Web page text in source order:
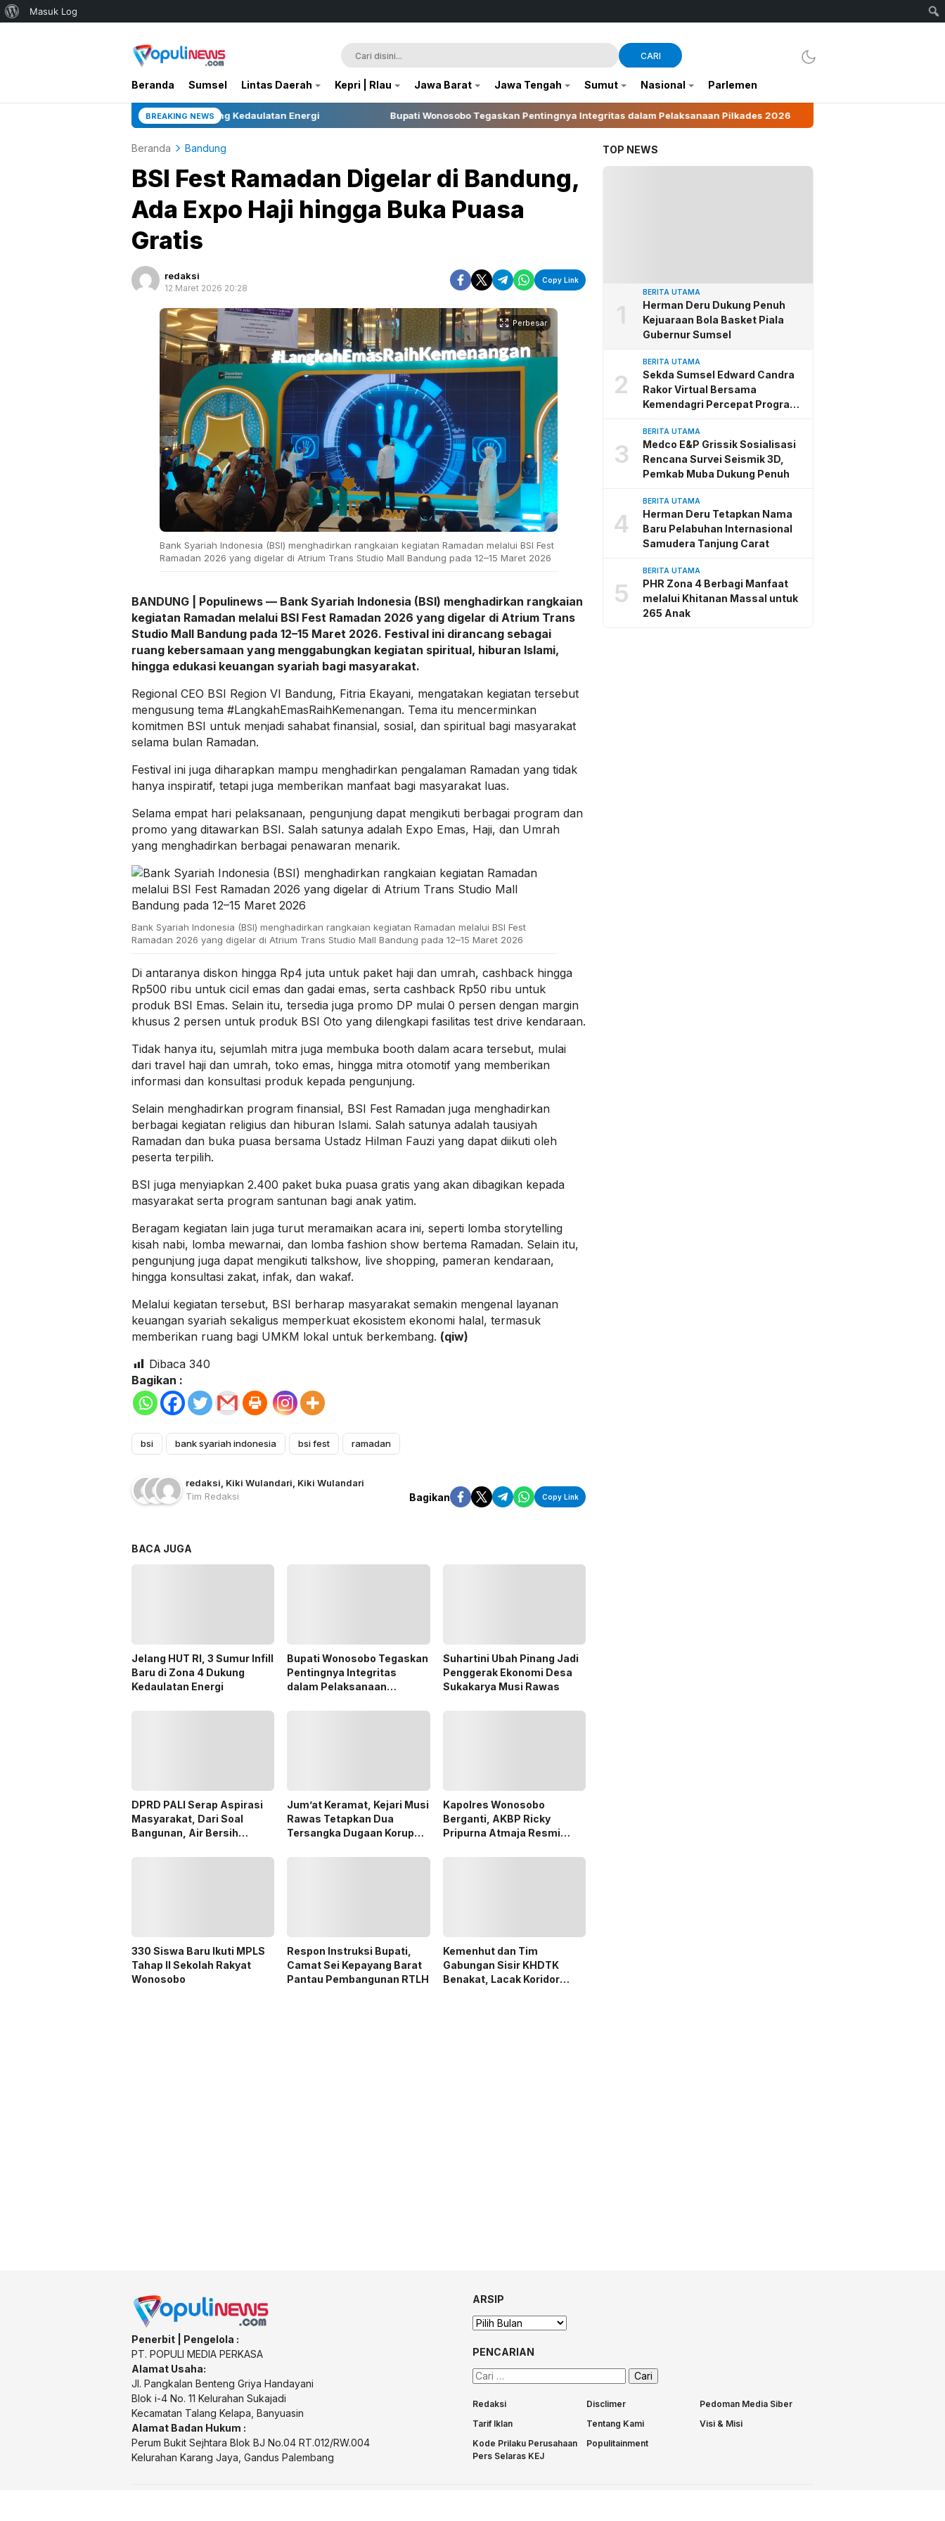
Tentang
Masuk Log
CARI
Beranda Sumsel Lintas Daerah Kepri | RIau Jawa Barat Jawa Tengah Sumut Nasional Parlemen
BREAKING NEWS
Baru di Zona 4 Dukung Kedaulatan Energi Bupati Wonosobo Tegaskan Pentingnya Integritas dalam Pelaksanaan Pilkades 2026 Suhartini Ubah Pinang Jadi Penggerak
Beranda Bandung
BSI Fest Ramadan Digelar di Bandung,
Ada Expo Haji hingga Buka Puasa
Gratis
redaksi
12 Maret 2026 20:28
Copy Link
Perbesar
Bank Syariah Indonesia (BSI) menghadirkan rangkaian kegiatan Ramadan melalui BSI Fest
Ramadan 2026 yang digelar di Atrium Trans Studio Mall Bandung pada 12–15 Maret 2026
BANDUNG | Populinews — Bank Syariah Indonesia (BSI) menghadirkan rangkaian
kegiatan Ramadan melalui BSI Fest Ramadan 2026 yang digelar di Atrium Trans
Studio Mall Bandung pada 12–15 Maret 2026. Festival ini dirancang sebagai
ruang kebersamaan yang menggabungkan kegiatan spiritual, hiburan Islami,
hingga edukasi keuangan syariah bagi masyarakat.
Regional CEO BSI Region VI Bandung, Fitria Ekayani, mengatakan kegiatan tersebut
mengusung tema #LangkahEmasRaihKemenangan. Tema itu mencerminkan
komitmen BSI untuk menjadi sahabat finansial, sosial, dan spiritual bagi masyarakat
selama bulan Ramadan.
Festival ini juga diharapkan mampu menghadirkan pengalaman Ramadan yang tidak
hanya inspiratif, tetapi juga memberikan manfaat bagi masyarakat luas.
Selama empat hari pelaksanaan, pengunjung dapat mengikuti berbagai program dan
promo yang ditawarkan BSI. Salah satunya adalah Expo Emas, Haji, dan Umrah
yang menghadirkan berbagai penawaran menarik.
Bank Syariah Indonesia (BSI) menghadirkan rangkaian kegiatan Ramadan melalui BSI Fest
Ramadan 2026 yang digelar di Atrium Trans Studio Mall Bandung pada 12–15 Maret 2026
Di antaranya diskon hingga Rp4 juta untuk paket haji dan umrah, cashback hingga
Rp500 ribu untuk cicil emas dan gadai emas, serta cashback Rp50 ribu untuk
produk BSI Emas. Selain itu, tersedia juga promo DP mulai 0 persen dengan margin
khusus 2 persen untuk produk BSI Oto yang dilengkapi fasilitas test drive kendaraan.
Tidak hanya itu, sejumlah mitra juga membuka booth dalam acara tersebut, mulai
dari travel haji dan umrah, toko emas, hingga mitra otomotif yang memberikan
informasi dan konsultasi produk kepada pengunjung.
Selain menghadirkan program finansial, BSI Fest Ramadan juga menghadirkan
berbagai kegiatan religius dan hiburan Islami. Salah satunya adalah tausiyah
Ramadan dan buka puasa bersama Ustadz Hilman Fauzi yang dapat diikuti oleh
peserta terpilih.
BSI juga menyiapkan 2.400 paket buka puasa gratis yang akan dibagikan kepada
masyarakat serta program santunan bagi anak yatim.
Beragam kegiatan lain juga turut meramaikan acara ini, seperti lomba storytelling
kisah nabi, lomba mewarnai, dan lomba fashion show bertema Ramadan. Selain itu,
pengunjung juga dapat mengikuti talkshow, live shopping, pameran kendaraan,
hingga konsultasi zakat, infak, dan wakaf.
Melalui kegiatan tersebut, BSI berharap masyarakat semakin mengenal layanan
keuangan syariah sekaligus memperkuat ekosistem ekonomi halal, termasuk
memberikan ruang bagi UMKM lokal untuk berkembang. (qiw)
Dibaca 340
Bagikan :
bsi bank syariah indonesia bsi fest ramadan
redaksi , Kiki Wulandari , Kiki Wulandari
Tim Redaksi
Bagikan Copy Link
BACA JUGA
Jelang HUT RI, 3 Sumur Infill
Baru di Zona 4 Dukung
Kedaulatan Energi
Bupati Wonosobo Tegaskan
Pentingnya Integritas
dalam Pelaksanaan
Suhartini Ubah Pinang Jadi
Penggerak Ekonomi Desa
Sukakarya Musi Rawas
DPRD PALI Serap Aspirasi
Masyarakat, Dari Soal
Bangunan, Air Bersih
Jum’at Keramat, Kejari Musi
Rawas Tetapkan Dua
Tersangka Dugaan Korupsi
Kapolres Wonosobo
Berganti, AKBP Ricky
Pripurna Atmaja Resmi
330 Siswa Baru Ikuti MPLS
Tahap II Sekolah Rakyat
Wonosobo
Respon Instruksi Bupati,
Camat Sei Kepayang Barat
Pantau Pembangunan RTLH
Kemenhut dan Tim
Gabungan Sisir KHDTK
Benakat, Lacak Koridor
TOP NEWS
1
BERITA UTAMA
Herman Deru Dukung Penuh
Kejuaraan Bola Basket Piala
Gubernur Sumsel
2
BERITA UTAMA
Sekda Sumsel Edward Candra
Rakor Virtual Bersama
Kemendagri Percepat Program
3
BERITA UTAMA
Medco E&P Grissik Sosialisasi
Rencana Survei Seismik 3D,
Pemkab Muba Dukung Penuh
4
BERITA UTAMA
Herman Deru Tetapkan Nama
Baru Pelabuhan Internasional
Samudera Tanjung Carat
5
BERITA UTAMA
PHR Zona 4 Berbagi Manfaat
melalui Khitanan Massal untuk
265 Anak
Penerbit | Pengelola :
PT. POPULI MEDIA PERKASA
Alamat Usaha:
Jl. Pangkalan Benteng Griya Handayani
Blok i-4 No. 11 Kelurahan Sukajadi
Kecamatan Talang Kelapa, Banyuasin
Alamat Badan Hukum :
Perum Bukit Sejhtara Blok BJ No.04 RT.012/RW.004
Kelurahan Karang Jaya, Gandus Palembang
ARSIP
Arsip
PENCARIAN
Cari
Redaksi Disclimer
Pedoman Media Siber
Tarif Iklan
Tentang Kami
Visi & Misi
Kode Prilaku Perusahaan
Pers Selaras KEJ
Populitainment